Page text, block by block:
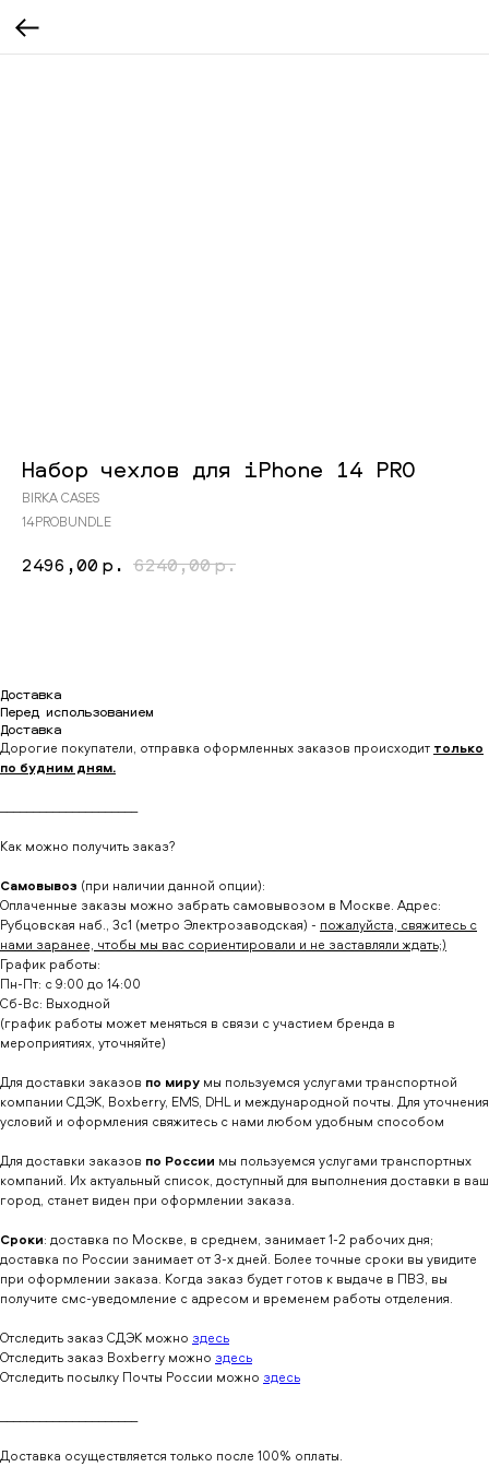
Набор чехлов для iPhone 14 PRO
BIRKA CASES
14PROBUNDLE
2496,00 р. 6240,00р.
Доставка
Перед использованием
Доставка
Дорогие покупатели, отправка оформленных заказов происходит только
по будним дням.
Как можно получить заказ?
Самовывоз (при наличии данной опции):
Оплаченные заказы можно забрать самовывозом в Москве. Адрес:
Рубцовская наб., 3с1 (метро Электрозаводская) - пожалуйста, свяжитесь с
нами заранее, чтобы мы вас сориентировали и не заставляли ждать;)
График работы:
Пн-Пт: с 9:00 до 14:00
Сб-Вс: Выходной
(график работы может меняться в связи с участием бренда в
мероприятиях, уточняйте)
Для доставки заказов по миру мы пользуемся услугами транспортной
компании СДЭК, Boxberry, EMS, DHL и международной почты. Для уточнения
условий и оформления свяжитесь с нами любом удобным способом
Для доставки заказов по России мы пользуемся услугами транспортных
компаний. Их актуальный список, доступный для выполнения доставки в ваш
город, станет виден при оформлении заказа.
Сроки: доставка по Москве, в среднем, занимает 1-2 рабочих дня;
доставка по России занимает от 3-х дней. Более точные сроки вы увидите
при оформлении заказа. Когда заказ будет готов к выдаче в ПВЗ, вы
получите смс-уведомление с адресом и временем работы отделения.
Отследить заказ СДЭК можно здесь
Отследить заказ Boxberry можно здесь
Отследить посылку Почты России можно здесь
Доставка осуществляется только после 100% оплаты.